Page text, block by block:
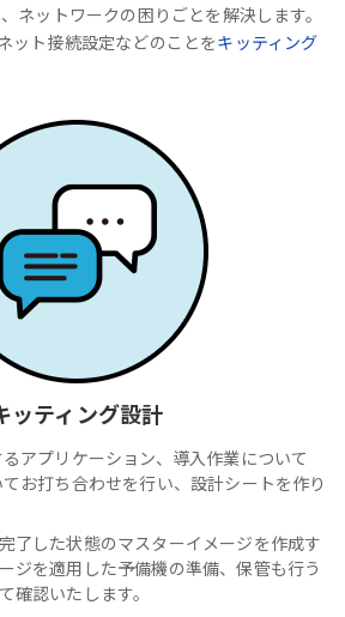
ネットワークの困りごとを解決します。
ット接続設定などのことをキッティング
ッティング設計
アプリケーション、導入作業について
お打ち合わせを行い、設計シートを作り
了した状態のマスターイメージを作成す
ジを適用した予備機の準備、保管も行う
確認いたします。